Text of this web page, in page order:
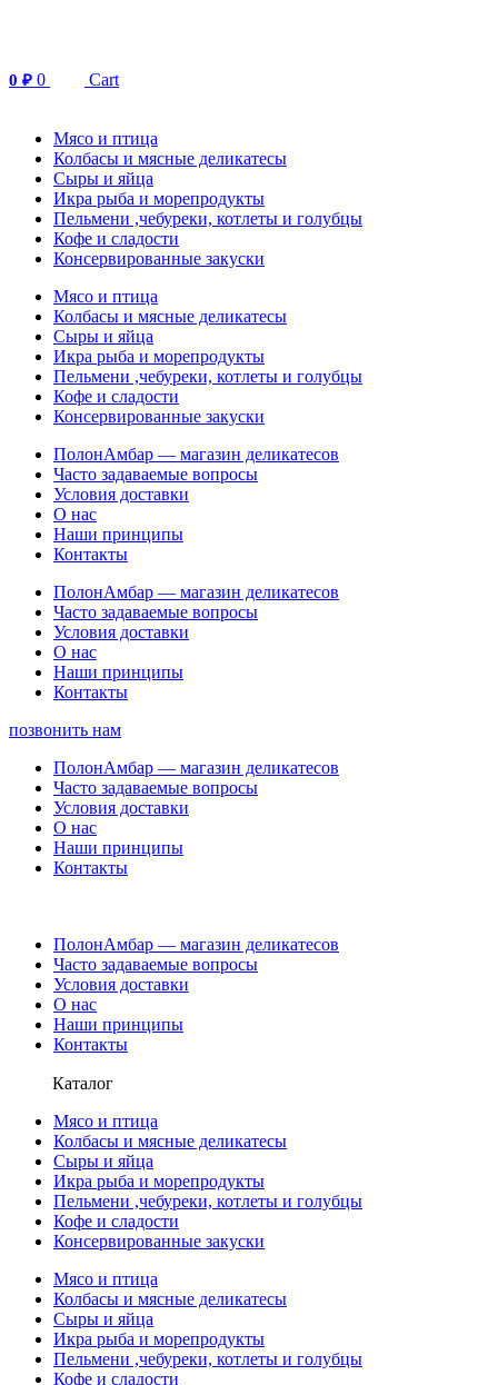
0 ₽ 0 Cart
Мясо и птица
Колбасы и мясные деликатесы
Сыры и яйца
Икра рыба и морепродукты
Пельмени ,чебуреки, котлеты и голубцы
Кофе и сладости
Консервированные закуски
Мясо и птица
Колбасы и мясные деликатесы
Сыры и яйца
Икра рыба и морепродукты
Пельмени ,чебуреки, котлеты и голубцы
Кофе и сладости
Консервированные закуски
ПолонАмбар — магазин деликатесов
Часто задаваемые вопросы
Условия доставки
О нас
Наши принципы
Контакты
ПолонАмбар — магазин деликатесов
Часто задаваемые вопросы
Условия доставки
О нас
Наши принципы
Контакты
позвонить нам
ПолонАмбар — магазин деликатесов
Часто задаваемые вопросы
Условия доставки
О нас
Наши принципы
Контакты
ПолонАмбар — магазин деликатесов
Часто задаваемые вопросы
Условия доставки
О нас
Наши принципы
Контакты
Каталог
Мясо и птица
Колбасы и мясные деликатесы
Сыры и яйца
Икра рыба и морепродукты
Пельмени ,чебуреки, котлеты и голубцы
Кофе и сладости
Консервированные закуски
Мясо и птица
Колбасы и мясные деликатесы
Сыры и яйца
Икра рыба и морепродукты
Пельмени ,чебуреки, котлеты и голубцы
Кофе и сладости